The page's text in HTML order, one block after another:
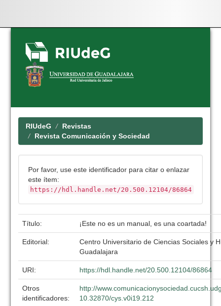
Skip
navigation
RIUdeG
Revistas
Revista Comunicación y Sociedad
Por favor, use este identificador para citar o enlazar
este ítem:
https://hdl.handle.net/20.500.12104/86864
Título: ¡Este no es un manual, es una coartada!
Editorial:
Centro Universitario de Ciencias Sociales y
Guadalajara
URI: https://hdl.handle.net/20.500.12104/86864
Otros
identificadores:
http://
10.32870/cys.v0i19.212